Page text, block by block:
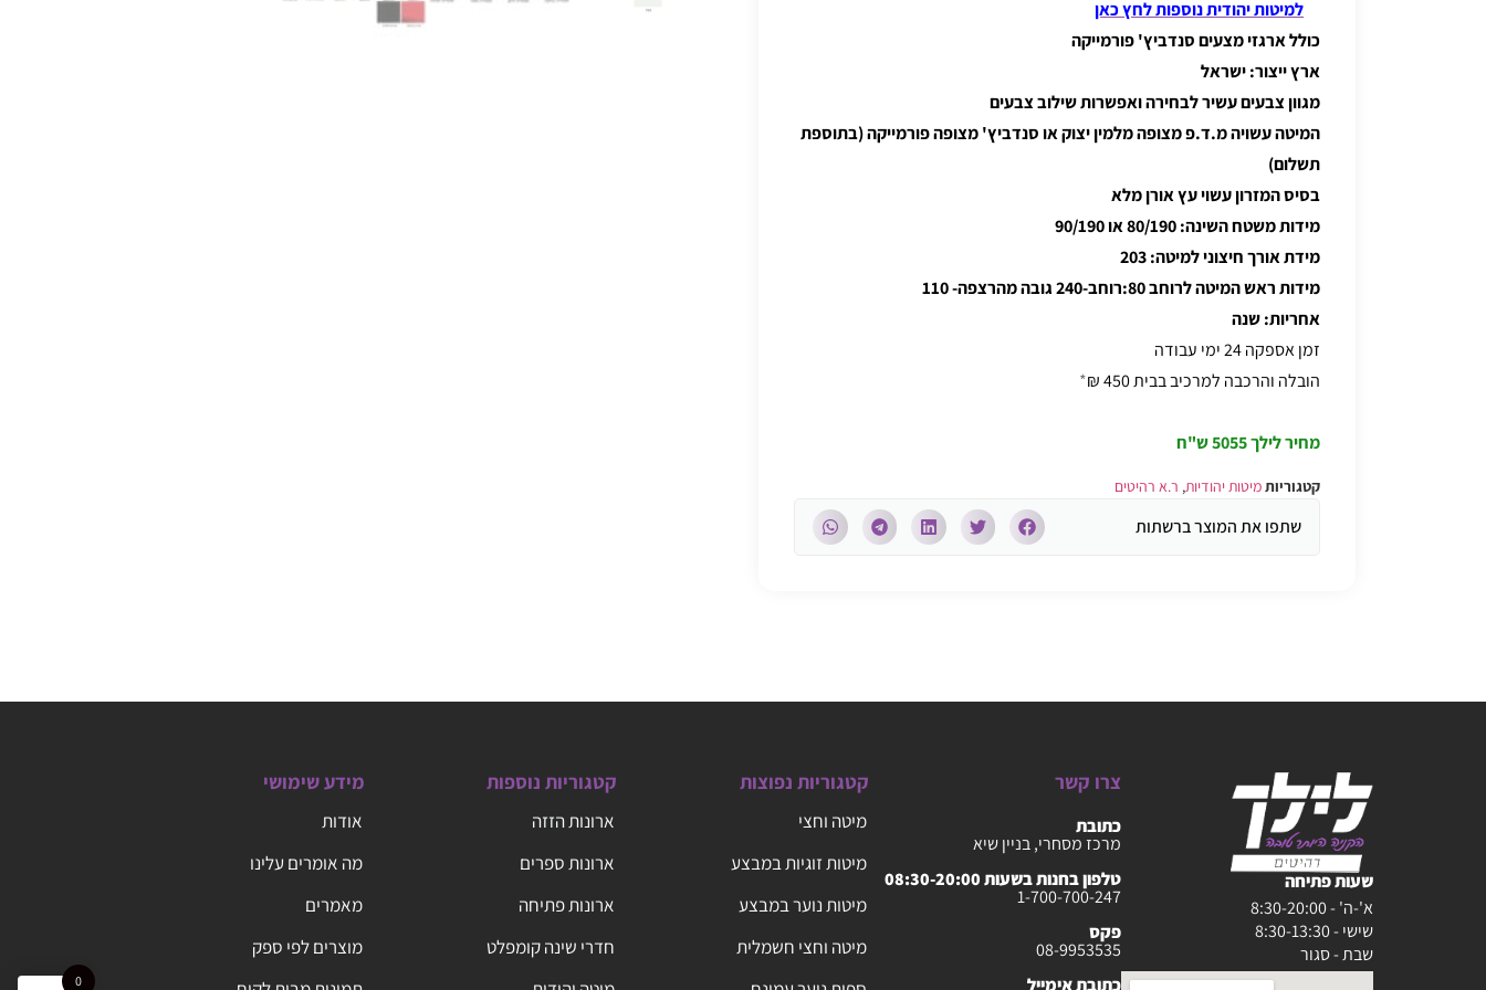
למיטות יהודית נוספות לחץ כאן
כולל ארגזי מצעים סנדביץ' פורמייקה
ארץ ייצור: ישראל
מגוון צבעים עשיר לבחירה ואפשרות שילוב צבעים
המיטה עשויה מ.ד.פ מצופה מלמין יצוק או סנדביץ' מצופה פורמייקה (בתוספת
תשלום)
בסיס המזרון עשוי עץ אורן מלא
מידות משטח השינה: 80/190 או 90/190
מידת אורך חיצוני למיטה: 203
מידות ראש המיטה לרוחב 80:רוחב-240 גובה מהרצפה- 110
אחריות: שנה
זמן אספקה 24 ימי עבודה
הובלה והרכבה למרכיב בבית 450 ₪
*
מחיר לילך 5055 ש"ח
קטגוריותמיטות יהודיות, ר.א רהיטים
שתפו את המוצר ברשתות
שעות פתיחה
א'-ה' - 8:30-20:00
שישי - 8:30-13:30
שבת - סגור
צרו קשר
כתובת
מרכז מסחרי, בניין שיא
טלפון בחנות בשעות 08:30-20:00
1-700-700-247
פקס
08-9953535
קטגוריות נפוצות
מיטה וחצי
מיטות זוגיות במבצע
מיטות נוער במבצע
מיטה וחצי חשמלית
קטגוריות נוספות
ארונות הזזה
ארונות ספרים
ארונות פתיחה
חדרי שינה קומפלט
מידע שימושי
אודות
מה אומרים עלינו
מאמרים
מוצרים לפי ספק
0